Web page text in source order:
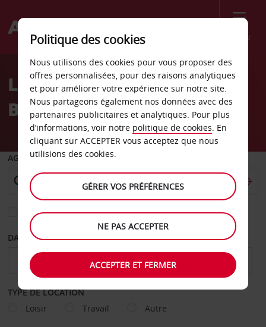
Menu
Welcome
AvisLocation de voiture
Bydgoszcz
AGENCE DE DÉPART
Sélectionnez une autre agence de retour
DATE DE DÉPART DATE DE RETOUR
TYPE DE LOCATION
Loisir
Travail Autre
Politique des cookies
Nous utilisons des cookies pour vous proposer des
offres personnalisées, pour des raisons analytiques
et pour améliorer votre expérience sur notre site.
Nous partageons également nos données avec des
partenaires publicitaires et analytiques. Pour plus
d’informations, voir notre politique de cookies. En
cliquant sur ACCEPTER vous acceptez que nous
utilisions des cookies.
GÉRER VOS PRÉFÉRENCES
NE PAS ACCEPTER
ACCEPTER ET FERMER